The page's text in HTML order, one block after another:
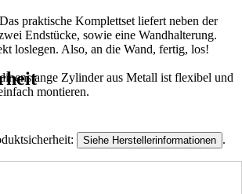
praktische Komplettset liefert neben der
Endstücke, sowie eine Wandhalterung.
loslegen. Also, an die Wand, fertig, los!
Zylinder aus Metall ist flexibel und
montieren.
Siehe Herstellerinformationen .